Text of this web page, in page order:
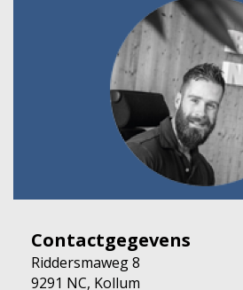
Contactgegevens
Riddersmaweg 8
9291 NC, Kollum